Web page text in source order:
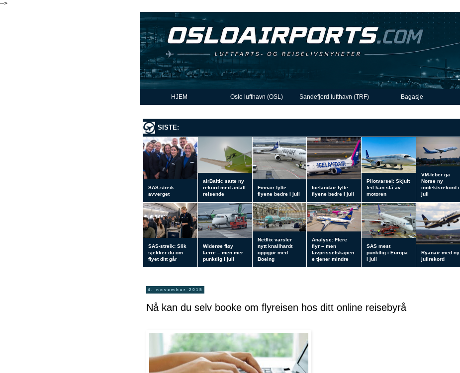
-->
HJEM Oslo lufthavn (OSL) Sandefjord lufthavn (TRF) Bagasje
SISTE:
SAS-streik
avverget
airBaltic satte ny
rekord med antall
reisende
Finnair fylte
flyene bedre i juli
Icelandair fylte
flyene bedre i juli
Pilotvarsel: Skjult
feil kan slå av
motoren
VM-feber ga
Norse ny
inntektsrekord i
juli
SAS-streik: Slik
sjekker du om
flyet ditt går
Widerøe fløy
færre – men mer
punktlig i juli
Netflix varsler
nytt knallhardt
oppgjør med
Boeing
Analyse: Flere
flyr – men
lavprisselskapen
e tjener mindre
SAS mest
punktlig i Europa
i juli
Ryanair med ny
julirekord
4. november 2015
Nå kan du selv booke om flyreisen hos ditt online reisebyrå